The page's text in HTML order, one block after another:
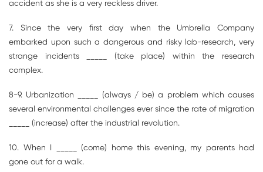
accident as she is a very reckless driver.
7. Since the very first day when the Umbrella Company
embarked upon such a dangerous and risky lab-research, very
strange incidents _____ (take place) within the research
complex.
8-9. Urbanization _____ (always / be) a problem which causes
several environmental challenges ever since the rate of migration
_____ (increase) after the industrial revolution.
10. When I _____ (come) home this evening, my parents had
gone out for a walk.